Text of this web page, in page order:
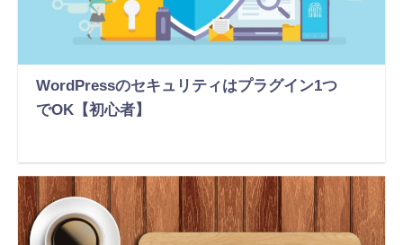
WordPressのセキュリティはプラグイン1つ
でOK【初心者】